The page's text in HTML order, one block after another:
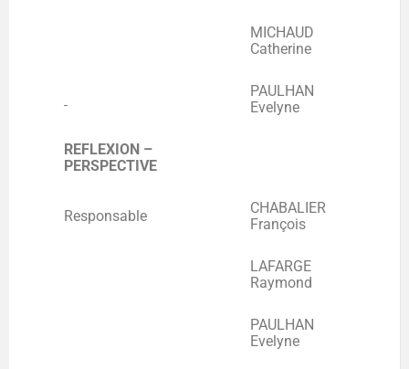
MICHAUD
Catherine
PAULHAN
Evelyne
REFLEXION –
PERSPECTIVE
Responsable
CHABALIER
François
LAFARGE
Raymond
PAULHAN
Evelyne